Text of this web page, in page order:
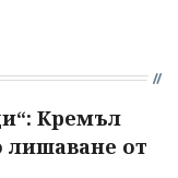
Кремъл
лишаване от